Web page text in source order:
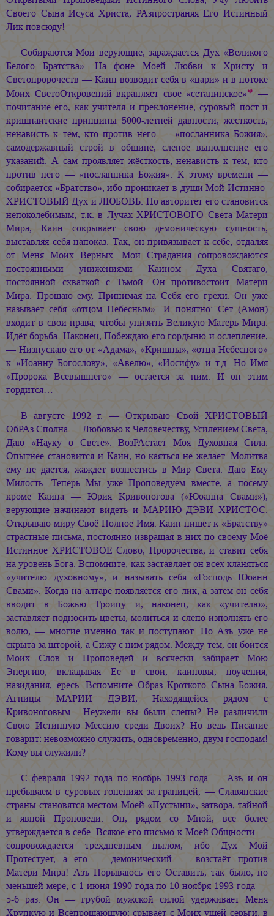
Своего Сына Исуса Христа, РАзпространяя Его Истинный
Лик повсюду!
Собираются Мои верующие, зараждается Дух «Великого
Белого Братства». На фоне Моей Любви к Христу и
Светопророчеств — Каин возводит себя в «цари» и в потоке
Моих СветоОткровений вкрапляет своё «сетанинское»* —
почитание его, как учителя и преклонение, суровый пост и
кришнаитские принципы 5000-летней давности, жёсткость,
ненависть к тем, кто против него — «посланника Божия»,
самодержавный строй в общине, слепое выполнение его
указаний. А сам проявляет жёсткость, ненависть к тем, кто
против него — «посланника Божия». К этому времени —
собирается «Братство», ибо проникает в души Мой Истинно-
ХРИСТОВЫЙ Дух и ЛЮБОВЬ. Но авторитет его становится
непоколебимым, т.к. в Лучах ХРИСТОВОГО Света Матери
Мира, Каин сокрывает свою демоническую сущность,
выставляя себя напоказ. Так, он привязывает к себе, отдаляя
от Меня Моих Верных. Мои Страдания сопровождаются
постоянными унижениями Каином Духа Святаго,
постоянной схваткой с Тьмой. Он противостоит Матери
Мира. Прощаю ему, Принимая на Себя его грехи. Он уже
называет себя «отцом Небесным». И понятно: Сет (Амон)
входит в свои права, чтобы унизить Великую Матерь Мира.
Идёт борьба. Наконец, Побеждаю его гордыню и ослепление,
— Низпускаю его от «Адама», «Кришны», «отца Небесного»
к «Иоанну Богослову», «Авелю», «Иосифу» и т.д. Но Имя
«Пророка Всевышнего» — остаётся за ним. И он этим
гордится…
В августе 1992 г. — Открываю Свой ХРИСТОВЫЙ
ОбРАз Сполна — Любовью к Человечеству, Усилением Света,
Даю «Науку о Свете». ВозРАстает Моя Духовная Сила.
Опытнее становится и Каин, но каяться не желает. Молитва
ему не даётся, жаждет вознестись в Мир Света. Даю Ему
Милость. Теперь Мы уже Проповедуем вместе, а посему
кроме Каина — Юрия Кривоногова («Юоанна Свами»),
верующие начинают видеть и МАРИЮ ДЭВИ ХРИСТОС.
Открываю миру Своё Полное Имя. Каин пишет к «Братству»
страстные письма, постоянно извращая в них по-своему Моё
Истинное ХРИСТОВОЕ Слово, Пророчества, и ставит себя
на уровень Бога. Вспомните, как заставляет он всех кланяться
«учителю духовному», и называть себя «Господь Юоанн
Свами». Когда на алтаре появляется его лик, а затем он себя
вводит в Божью Троицу и, наконец, как «учителю»,
заставляет подносить цветы, молиться и слепо изполнять его
волю, — многие именно так и поступают. Но Азъ уже не
скрыта за шторой, а Сижу с ним рядом. Между тем, он боится
Моих Слов и Проповедей и всячески забирает Мою
Энергию, вкладывая Её в свои, каиновы, поучения,
назидания, ересь. Вспомните Образ Кроткого Сына Божия,
Агницы МАРИИ ДЭВИ, Находящейся рядом с
Кривоноговым... Неужели вы были слепы? Не различили
Свою Истинную Мессию среди Двоих? Но ведь Писание
говарит: невозможно служить, одновременно, двум господам!
Кому вы служили?
С февраля 1992 года по ноябрь 1993 года — Азъ и он
пребываем в суровых гонениях за границей, — Славянские
страны становятся местом Моей «Пустыни», затвора, тайной
и явной Проповеди. Он, рядом со Мной, все более
утверждается в себе. Всякое его письмо к Моей Общности —
сопровождается трёхдневным пылом, ибо Дух Мой
Протестует, а его — демонический — возстаёт против
Матери Мира! Азъ Порываюсь его Оставить, так было, по
меньшей мере, с 1 июня 1990 года по 10 ноября 1993 года —
5-6 раз. Он — грубой мужской силой удерживает Меня
Хрупкую и Всепрощающую: срывает с Моих ушей серьги, в